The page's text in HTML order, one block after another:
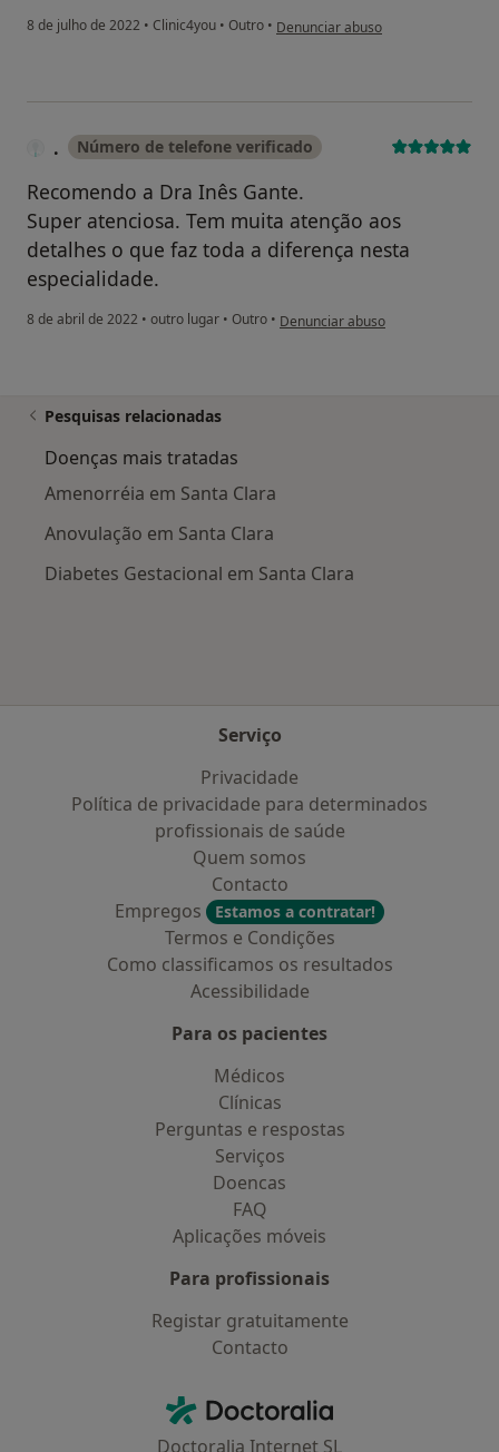
8 de julho de 2022 • Clinic4you • Outro • na opinião do utilizador Adriana
Denunciar abuso
. Número de telefone verificado
Recomendo a Dra Inês Gante.
Super atenciosa. Tem muita atenção aos
detalhes o que faz toda a diferença nesta
especialidade.
8 de abril de 2022 • outro lugar • Outro • na opinião do utilizador .
Denunciar abuso
Pesquisas relacionadas
Doenças mais tratadas
Amenorréia em Santa Clara
Anovulação em Santa Clara
Diabetes Gestacional em Santa Clara
Serviço
Privacidade
Política de privacidade para determinados
profissionais de saúde
Quem somos
Contacto
Empregos
Estamos a contratar!
Termos e Condições
Como classificamos os resultados
Acessibilidade
Para os pacientes
Médicos
Clínicas
Perguntas e respostas
Serviços
Doencas
FAQ
Aplicações móveis
Para profissionais
Registar gratuitamente
Contacto
Doctoralia - Homepage
Doctoralia Internet SL